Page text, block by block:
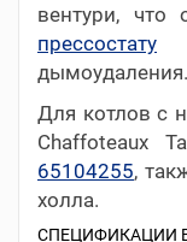
вентури, что
прессостату
дымоудаления.
Для котлов с
Chaffoteaux
65104255,
холла.
СПЕЦИФИКАЦИИ